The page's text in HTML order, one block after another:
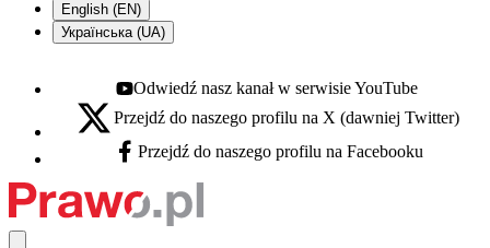
English (EN)
Українська (UA)
Youtube - otwiera się w nowej karcie
Odwiedź nasz kanał w serwisie YouTube
X - otwiera się w nowej karcie
Przejdź do naszego profilu na X (dawniej Twitter)
Facebook - otwiera się w nowej karcie
Przejdź do naszego profilu na Facebooku